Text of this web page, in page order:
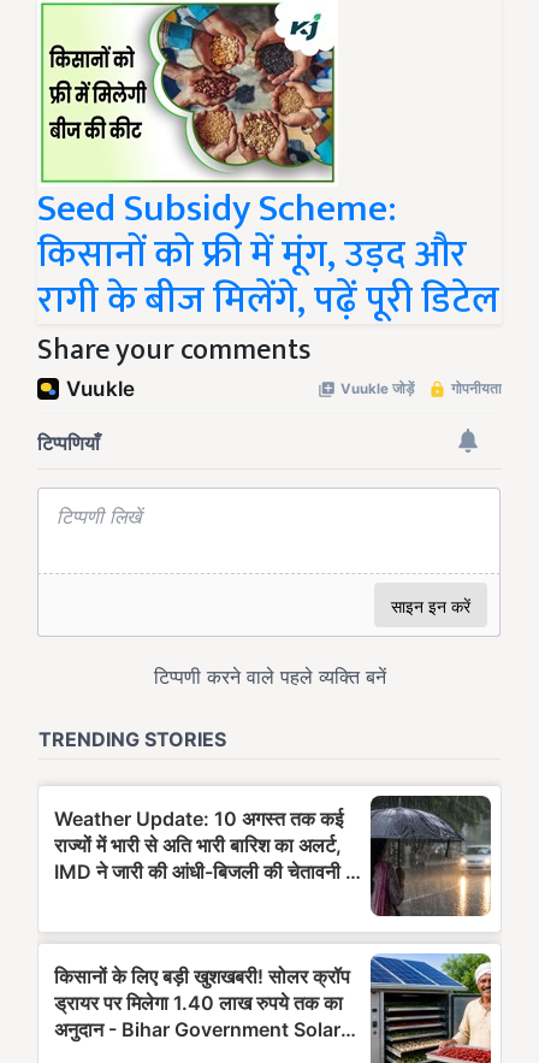
Seed Subsidy Scheme:
किसानों को फ्री में मूंग, उड़द और
रागी के बीज मिलेंगे, पढ़ें पूरी डिटेल
Share your comments